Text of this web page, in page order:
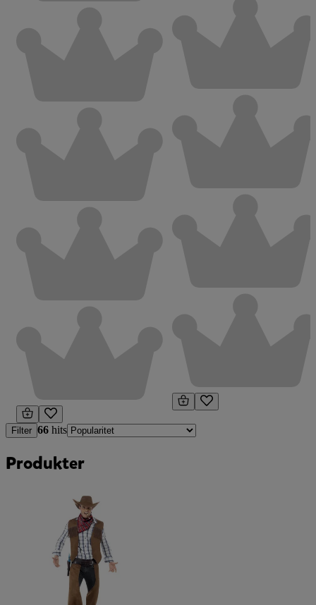
Filter 66 hits
Produkter